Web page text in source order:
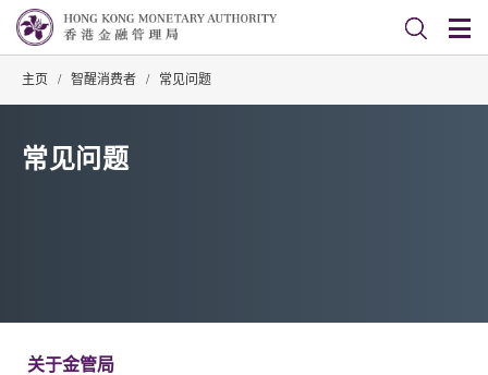
主页 / 智醒消费者 / 常见问题
常见问题
关于金管局